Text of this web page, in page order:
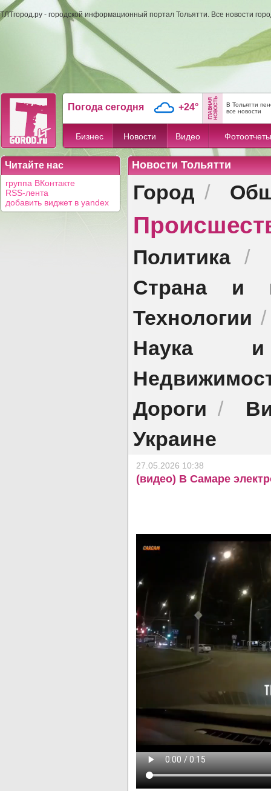
ТЛТгород.ру - городской информационный портал Тольятти. Все новости
Погода сегодня +24°
В Тольятти
все новости
Бизнес Новости Видео Фотоотчеты
Читайте нас
группа ВКонтакте
RSS-лента
добавить виджет в yandex
Новости Тольятти
Город /
Политика/
Страна и
Технологии
Наука и
Дороги /
Украине
27.05.2026 10:38
(видео) В Самаре